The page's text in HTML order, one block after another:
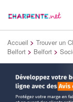
Accueil > Trouver un
Belfort > Belfort >